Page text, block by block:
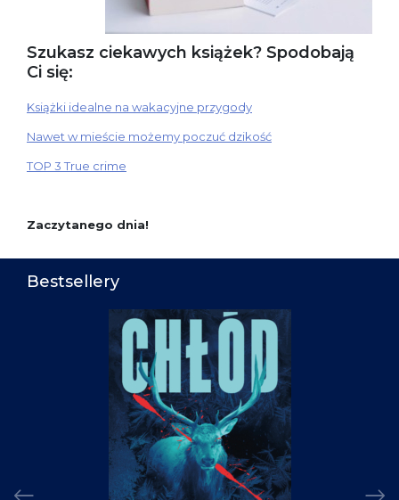
Szukasz ciekawych książek? Spodobają
Ci się:
Książki idealne na wakacyjne przygody
Nawet w mieście możemy poczuć dzikość
TOP 3 True crime
Zaczytanego dnia!
Bestsellery